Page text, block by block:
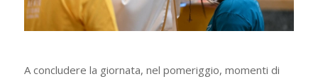
A concludere la giornata, nel pomeriggio, momenti di